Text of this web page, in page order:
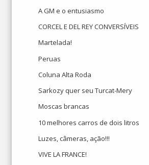
A GM e o entusiasmo
CORCEL E DEL REY CONVERSÍVEIS
Martelada!
Peruas
Coluna Alta Roda
Sarkozy quer seu Turcat-Mery
Moscas brancas
10 melhores carros de dois litros
Luzes, câmeras, ação!!!
VIVE LA FRANCE!